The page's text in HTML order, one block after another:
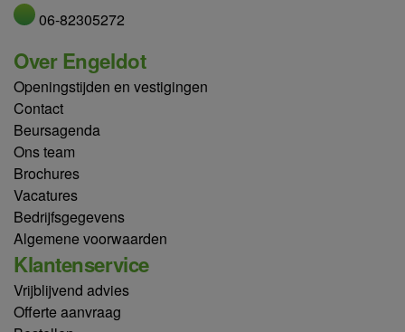
06-82305272
Over Engeldot
Openingstijden en vestigingen
Contact
Beursagenda
Ons team
Brochures
Vacatures
Bedrijfsgegevens
Algemene voorwaarden
Klantenservice
Vrijblijvend advies
Offerte aanvraag